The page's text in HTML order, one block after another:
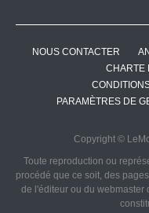
NOUS CONTACTER
CHARTE
PARAMÈTRES DE
Copyright ©
Toute reproduction ou
procédé que ce soit, des
de l'éditeur ou du webmaster